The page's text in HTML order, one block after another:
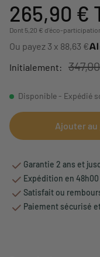
265,90 €
Dont 5,20 € d'éco-
Ou payez 3 x 88,63 €
Initialement:
Disponible - Expédié
Ajouter au
Garantie 2 ans et
Expédition en
Satisfait ou
Paiement sécurisé